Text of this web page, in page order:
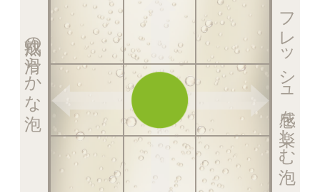
フレッシュ感を楽しむ泡
熟成の滑らかな泡